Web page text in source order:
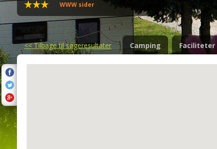
WWW sider
<<Tilbage til søgeresultater Camping Faciliteter